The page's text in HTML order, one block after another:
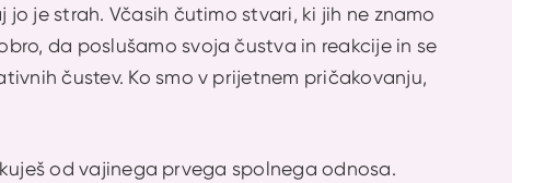
je strah. Včasih čutimo stvari, ki jih ne znamo
da poslušamo svoja čustva in reakcije in se
čustev. Ko smo v prijetnem pričakovanju,
od vajinega prvega spolnega odnosa.